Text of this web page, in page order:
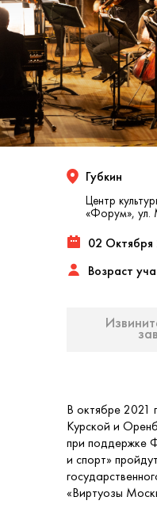
Губкин
Центр
«Форум», ул.
02 Октября
Возраст
В октябре 2021
Курской и
при поддержке
и спорт»
«Виртуозы